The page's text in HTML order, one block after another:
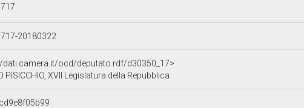
20180322
dati.camera.it/ocd/deputato.rdf/d30350_17>
PISICCHIO, XVII Legislatura della Repubblica